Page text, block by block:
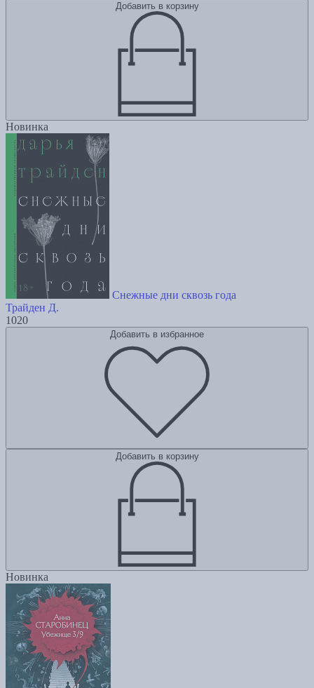
Добавить в корзину
Новинка
Снежные дни сквозь года
Трайден Д.
1020
Добавить в избранное
Добавить в корзину
Новинка